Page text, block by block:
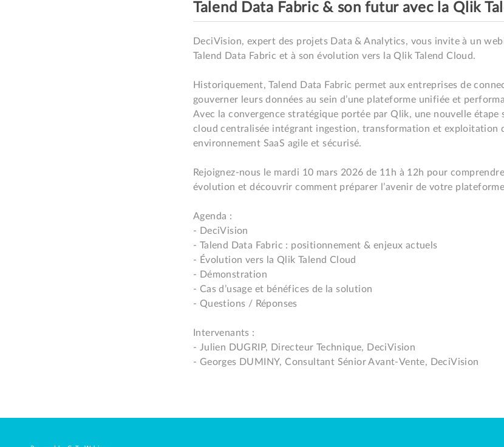
Talend Data Fabric & son futur avec la Qlik
DeciVision, expert des projets Data & Analytics, vous invite à un
Talend Data Fabric et à son évolution vers la Qlik Talend Cloud.
Historiquement, Talend Data Fabric permet aux entreprises de
gouverner leurs données au sein d’une plateforme unifiée et
Avec la convergence stratégique portée par Qlik, une nouvelle étape
cloud centralisée intégrant ingestion, transformation et exploitation
environnement SaaS agile et sécurisé.
Rejoignez-nous le mardi 10 mars 2026 de 11h à 12h pour
évolution et découvrir comment préparer l’avenir de votre
Agenda :
- DeciVision
- Talend Data Fabric : positionnement & enjeux actuels
- Évolution vers la Qlik Talend Cloud
- Démonstration
- Cas d’usage et bénéfices de la solution
- Questions / Réponses
Intervenants :
- Julien DUGRIP, Directeur Technique, DeciVision
- Georges DUMINY, Consultant Sénior Avant-Vente, DeciVision